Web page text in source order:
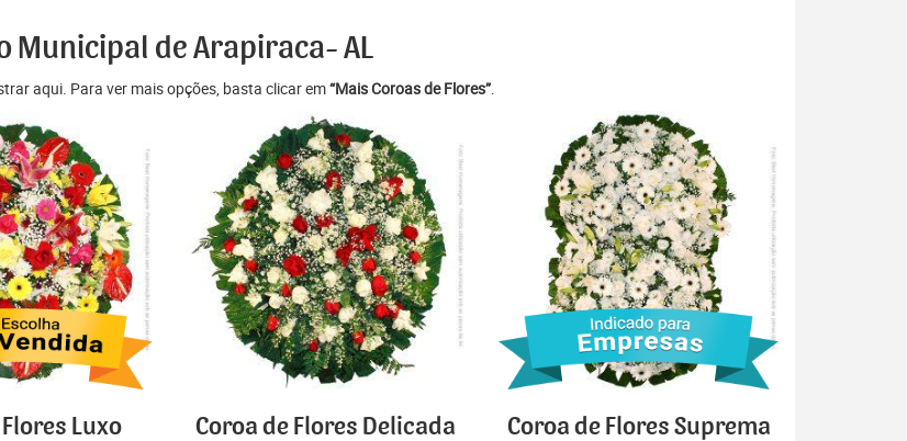
Municipal de Arapiraca- AL
aqui. Para ver mais opções, basta clicar em“Mais Coroas de Flores”.
Luxo
Coroa de Flores Delicada
Coroa de Flores Suprema